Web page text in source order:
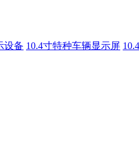
设备 10.4寸特种车辆显示屏